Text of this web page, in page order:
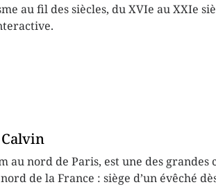
au fil des siècles, du XVIe au XXIe
Calvin
au nord de Paris, est une des grandes
de la France : siège d’un évêché